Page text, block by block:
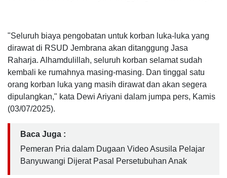
"Seluruh biaya pengobatan untuk korban luka-luka yang
dirawat di RSUD Jembrana akan ditanggung Jasa
Raharja. Alhamdulillah, seluruh korban selamat sudah
kembali ke rumahnya masing-masing. Dan tinggal satu
orang korban luka yang masih dirawat dan akan segera
dipulangkan," kata Dewi Ariyani dalam jumpa pers, Kamis
(03/07/2025).
Baca Juga :
Pemeran Pria dalam Dugaan Video Asusila Pelajar
Banyuwangi Dijerat Pasal Persetubuhan Anak